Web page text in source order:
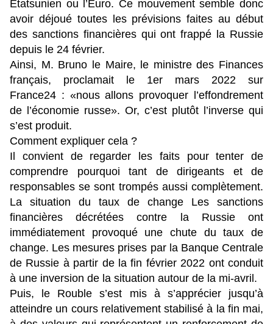
Etatsunien ou l’Euro. Ce mouvement semble donc
avoir déjoué toutes les prévisions faites au début
des sanctions financières qui ont frappé la Russie
depuis le 24 février.
Ainsi, M. Bruno le Maire, le ministre des Finances
français, proclamait le 1er mars 2022 sur
France24 : «nous allons provoquer l’effondrement
de l’économie russe». Or, c’est plutôt l’inverse qui
s’est produit.
Comment expliquer cela ?
Il convient de regarder les faits pour tenter de
comprendre pourquoi tant de dirigeants et de
responsables se sont trompés aussi complètement.
La situation du taux de change Les sanctions
financières décrétées contre la Russie ont
immédiatement provoqué une chute du taux de
change. Les mesures prises par la Banque Centrale
de Russie à partir de la fin février 2022 ont conduit
à une inversion de la situation autour de la mi-avril.
Puis, le Rouble s’est mis à s’apprécier jusqu’à
atteindre un cours relativement stabilisé à la fin mai,